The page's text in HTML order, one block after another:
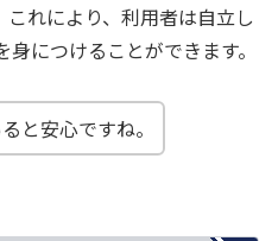
れにより、利用者は自立し
につけることができます。
と安心ですね。